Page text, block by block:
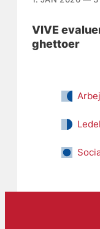
VIVE
ghettoer